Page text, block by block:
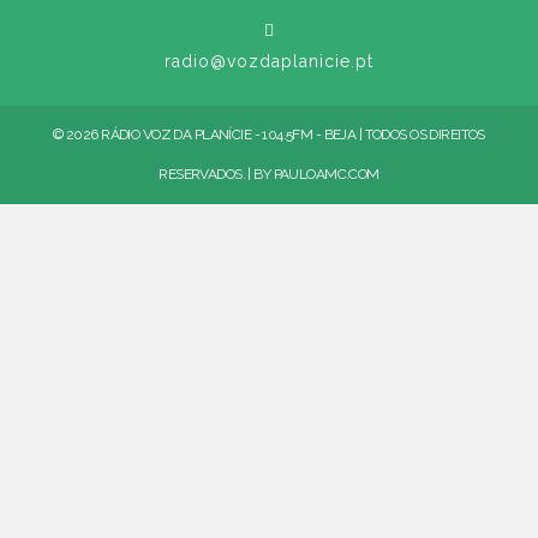
radio@vozdaplanicie.pt
© 2026 RÁDIO VOZ DA PLANÍCIE - 104.5FM - BEJA | TODOS OS DIREITOS
RESERVADOS. | BY PAULOAMC.COM